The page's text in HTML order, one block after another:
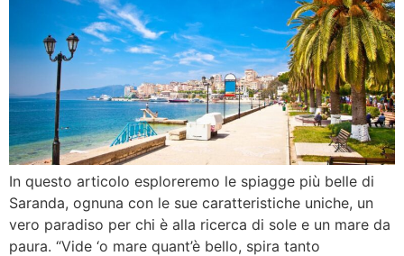
In questo articolo esploreremo le spiagge più belle di
Saranda, ognuna con le sue caratteristiche uniche, un
vero paradiso per chi è alla ricerca di sole e un mare da
paura. “Vide ‘o mare quant’è bello, spira tanto